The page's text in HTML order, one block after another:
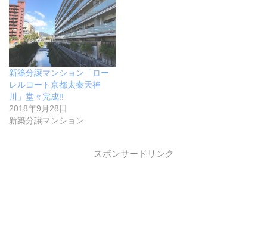
新築分譲マンション「ロー
レルコート京都太秦天神
川」堂々完成!!
2018年9月28日
新築分譲マンション
スポンサードリンク